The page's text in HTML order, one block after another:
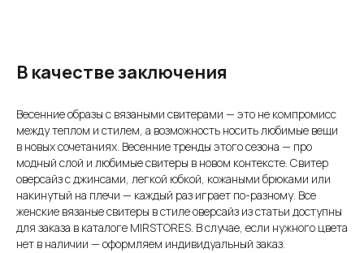
В качестве заключения
Весенние образы с вязаными свитерами — это не компромисс
между теплом и стилем, а возможность носить любимые вещи
в новых сочетаниях. Весенние тренды этого сезона — про
модный слой и любимые свитеры в новом контексте. Свитер
оверсайз с джинсами, легкой юбкой, кожаными брюками или
накинутый на плечи — каждый раз играет по-разному. Все
женские вязаные свитеры в стиле оверсайз из статьи доступны
для заказа в каталоге MIRSTORES. В случае, если нужного цвета
нет в наличии — оформляем индивидуальный заказ.